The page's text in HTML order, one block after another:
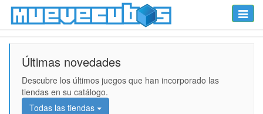
Toggle
Últimas novedades
Descubre los últimos juegos que han incorporado las
tiendas en su catálogo.
Todas las tiendas